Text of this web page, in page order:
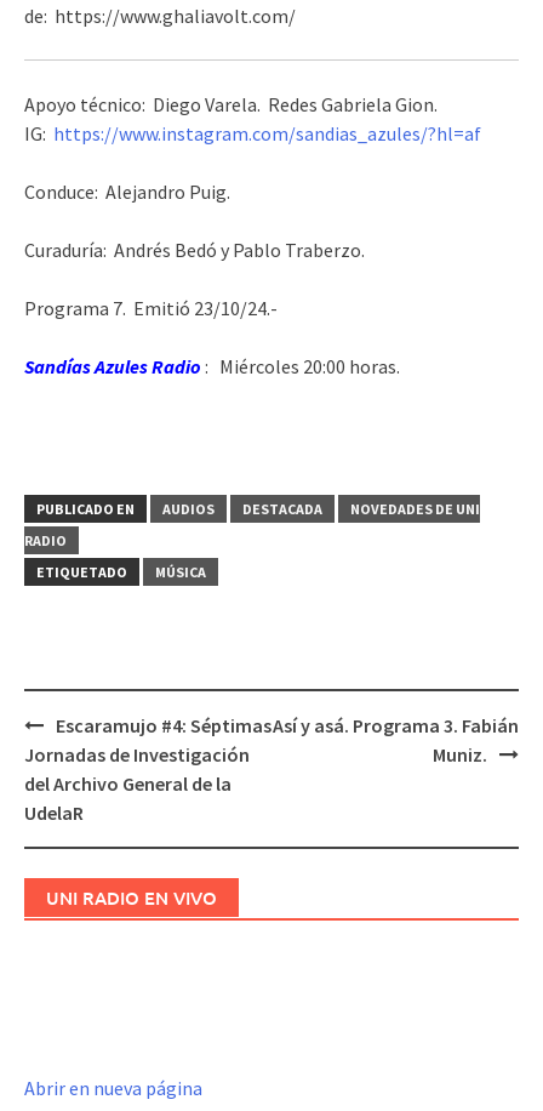
de: https://www.ghaliavolt.com/
Apoyo técnico: Diego Varela. Redes Gabriela Gion.
IG: https://www.instagram.com/sandias_azules/?hl=af
Conduce: Alejandro Puig.
Curaduría: Andrés Bedó y Pablo Traberzo.
Programa 7. Emitió 23/10/24.-
Sandías Azules Radio : Miércoles 20:00 horas.
PUBLICADO EN AUDIOS DESTACADA
NOVEDADES DE UNI
RADIO
ETIQUETADO
MÚSICA
Navegación
de
entradas
Escaramujo #4: Séptimas
Jornadas de Investigación
del Archivo General de la
UdelaR
Así y asá. Programa 3. Fabián
Muniz.
UNI RADIO EN VIVO
Abrir en nueva página